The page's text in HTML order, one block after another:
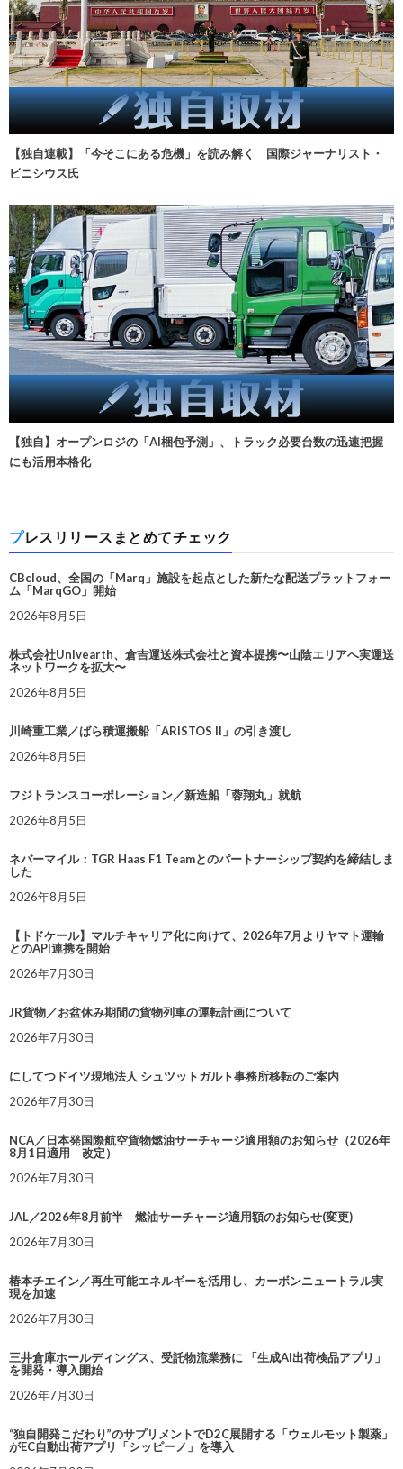
【独自連載】「今そこにある危機」を読み解く 国際ジャーナリスト・
ビニシウス氏
【独自】オープンロジの「AI梱包予測」、トラック必要台数の迅速把握
にも活用本格化
プレスリリースまとめてチェック
CBcloud、全国の「Marq」施設を起点とした新たな配送プラットフォー
ム「MarqGO」開始
2026年8月5日
株式会社Univearth、倉吉運送株式会社と資本提携〜山陰エリアへ実運送
ネットワークを拡大〜
2026年8月5日
川崎重工業／ばら積運搬船「ARISTOS II」の引き渡し
2026年8月5日
フジトランスコーポレーション／新造船「蓉翔丸」就航
2026年8月5日
ネバーマイル：TGR Haas F1 Teamとのパートナーシップ契約を締結しま
した
2026年8月5日
【トドケール】マルチキャリア化に向けて、2026年7月よりヤマト運輸
とのAPI連携を開始
2026年7月30日
JR貨物／お盆休み期間の貨物列車の運転計画について
2026年7月30日
にしてつドイツ現地法人 シュツットガルト事務所移転のご案内
2026年7月30日
NCA／日本発国際航空貨物燃油サーチャージ適用額のお知らせ（2026年
8月1日適用 改定）
2026年7月30日
JAL／2026年8月前半 燃油サーチャージ適用額のお知らせ(変更)
2026年7月30日
椿本チエイン／再生可能エネルギーを活用し、カーボンニュートラル実
現を加速
2026年7月30日
三井倉庫ホールディングス、受託物流業務に 「生成AI出荷検品アプリ」
を開発・導入開始
2026年7月30日
“独自開発こだわり”のサプリメントでD2C展開する「ウェルモット製薬」
がEC自動出荷アプリ「シッピーノ」を導入